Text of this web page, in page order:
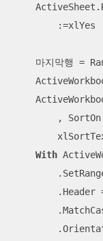
        :=xlYes
마지막행 =
,
With
.Header